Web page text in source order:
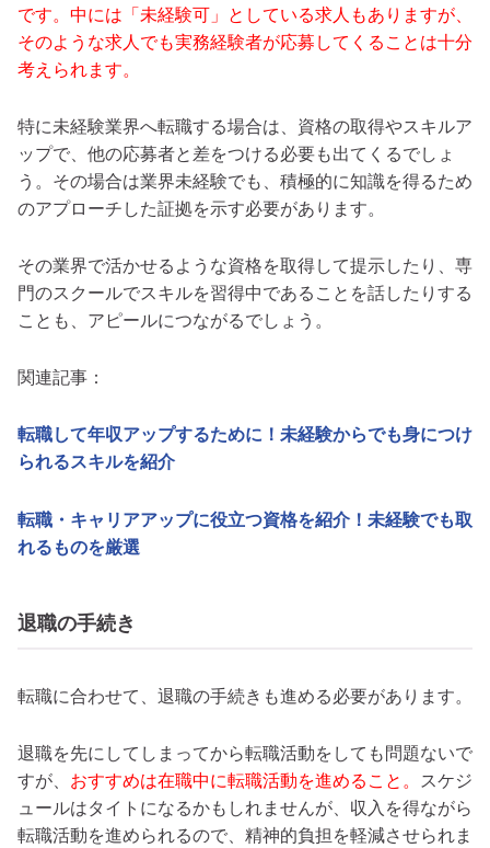
です。中には「未経験可」としている求人もありますが、
そのような求人でも実務経験者が応募してくることは十分
考えられます。
特に未経験業界へ転職する場合は、資格の取得やスキルア
ップで、他の応募者と差をつける必要も出てくるでしょ
う。その場合は業界未経験でも、積極的に知識を得るため
のアプローチした証拠を示す必要があります。
その業界で活かせるような資格を取得して提示したり、専
門のスクールでスキルを習得中であることを話したりする
ことも、アピールにつながるでしょう。
関連記事：
転職して年収アップするために！未経験からでも身につけ
られるスキルを紹介
転職・キャリアアップに役立つ資格を紹介！未経験でも取
れるものを厳選
退職の手続き
転職に合わせて、退職の手続きも進める必要があります。
退職を先にしてしまってから転職活動をしても問題ないで
すが、 おすすめは在職中に転職活動を進めること。
スケジ
ュールはタイトになるかもしれませんが、収入を得ながら
転職活動を進められるので、精神的負担を軽減させられま